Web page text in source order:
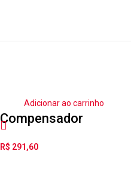
Adicionar ao carrinho
Compensador
M10X1,25
R$ 291,60